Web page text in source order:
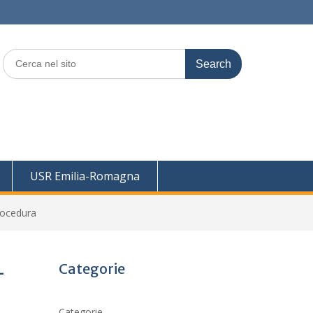
Search
for:
USR Emilia-Romagna
Categorie